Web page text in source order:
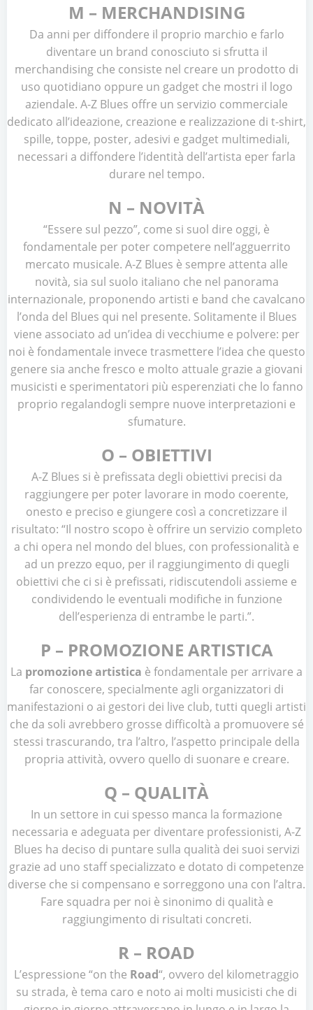
M – MERCHANDISING
Da anni per diffondere il proprio marchio e farlo
diventare un brand conosciuto si sfrutta il
merchandising che consiste nel creare un prodotto di
uso quotidiano oppure un gadget che mostri il logo
aziendale. A-Z Blues offre un servizio commerciale
dedicato all’ideazione, creazione e realizzazione di t-shirt,
spille, toppe, poster, adesivi e gadget multimediali,
necessari a diffondere l’identità dell’artista eper farla
durare nel tempo.
N – NOVITÀ
“Essere sul pezzo”, come si suol dire oggi, è
fondamentale per poter competere nell’agguerrito
mercato musicale. A-Z Blues è sempre attenta alle
novità, sia sul suolo italiano che nel panorama
internazionale, proponendo artisti e band che cavalcano
l’onda del Blues qui nel presente. Solitamente il Blues
viene associato ad un’idea di vecchiume e polvere: per
noi è fondamentale invece trasmettere l’idea che questo
genere sia anche fresco e molto attuale grazie a giovani
musicisti e sperimentatori più esperenziati che lo fanno
proprio regalandogli sempre nuove interpretazioni e
sfumature.
O – OBIETTIVI
A-Z Blues si è prefissata degli obiettivi precisi da
raggiungere per poter lavorare in modo coerente,
onesto e preciso e giungere così a concretizzare il
risultato: “Il nostro scopo è offrire un servizio completo
a chi opera nel mondo del blues, con professionalità e
ad un prezzo equo, per il raggiungimento di quegli
obiettivi che ci si è prefissati, ridiscutendoli assieme e
condividendo le eventuali modifiche in funzione
dell’esperienza di entrambe le parti.”.
P – PROMOZIONE ARTISTICA
La promozione artistica è fondamentale per arrivare a
far conoscere, specialmente agli organizzatori di
manifestazioni o ai gestori dei live club, tutti quegli artisti
che da soli avrebbero grosse difficoltà a promuovere sé
stessi trascurando, tra l’altro, l’aspetto principale della
propria attività, ovvero quello di suonare e creare.
Q – QUALITÀ
In un settore in cui spesso manca la formazione
necessaria e adeguata per diventare professionisti, A-Z
Blues ha deciso di puntare sulla qualità dei suoi servizi
grazie ad uno staff specializzato e dotato di competenze
diverse che si compensano e sorreggono una con l’altra.
Fare squadra per noi è sinonimo di qualità e
raggiungimento di risultati concreti.
R – ROAD
L’espressione “on the Road“, ovvero del kilometraggio
su strada, è tema caro e noto ai molti musicisti che di